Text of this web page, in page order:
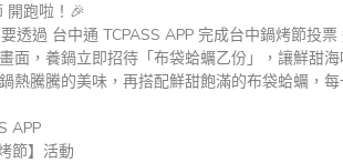
開跑啦！🎉
透過 台中通 TCPASS APP 完成台中鍋烤節投
面，養鍋立即招待「布袋蛤蠣乙份」，讓鮮甜
熱騰騰的美味，再搭配鮮甜飽滿的布袋蛤蠣，每
APP
節】活動